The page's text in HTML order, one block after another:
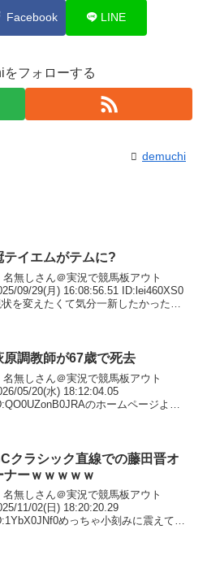
Facebook LINE
をフォローする
demuchi
テイエムがテムに?
名無しさん＠実況で競馬板アウト
09/29(月) 16:08:56.51 ID:lei460XS0
を変えたくて気分一新したかったの
原調教師が67歳で死去
名無しさん＠実況で競馬板アウト
05/20(水) 18:12:04.05
のホームページより
クラシック直線での藤田晋オ
ナーｗｗｗｗｗ
名無しさん＠実況で競馬板アウト
11/02(日) 18:20:20.29
めっちゃ小刻みに震えてて